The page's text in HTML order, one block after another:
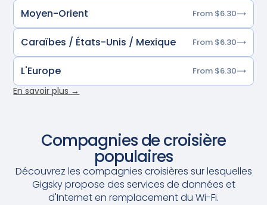
Moyen-Orient From $6.30
Caraïbes / États-Unis / Mexique From $6.30
L'Europe From $6.30
En savoir plus →
Compagnies de croisière
populaires
Découvrez les compagnies croisières sur lesquelles
Gigsky propose des services de données et
d'Internet en remplacement du Wi-Fi.